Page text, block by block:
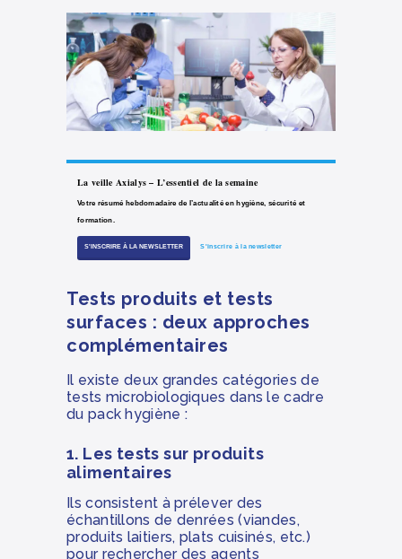
La veille Axialys – L’essentiel de la semaine
Votre résumé hebdomadaire de l’actualité en hygiène, sécurité et
formation.
S'INSCRIRE À LA NEWSLETTER S'inscrire à la newsletter
Tests produits et tests
surfaces : deux approches
complémentaires
Il existe deux grandes catégories de
tests microbiologiques dans le cadre
du pack hygiène :
1. Les tests sur produits
alimentaires
Ils consistent à prélever des
échantillons de denrées (viandes,
produits laitiers, plats cuisinés, etc.)
pour rechercher des agents